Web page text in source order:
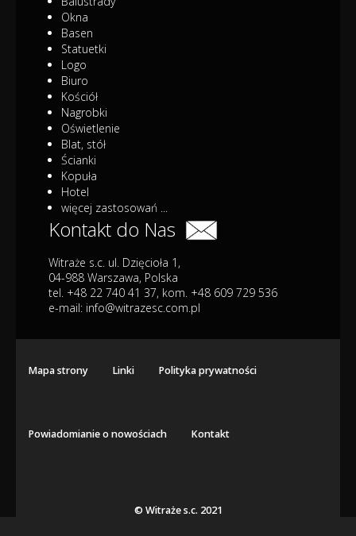
Okna
Basen
Statuetki
Logo
Biuro
Kościół
Nagrobki
Oświetlenie
Blat, stół
Ścianki
Kopuła
Hotel
więcej zastosowań ...
Kontakt do Nas
Witraże s.c. ul. Dzięcioła 1,
04-988 Warszawa, Polska
tel. +48 22 740 41 37, kom. +48 609 729 536
e-mail: info@witrazesc.com.pl
Mapa strony Linki Polityka prywatności
Powiadomianie o nowościach Kontakt
© Witraże s.c. 2021